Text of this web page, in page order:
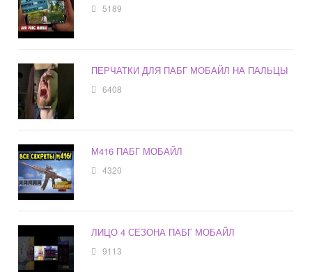
5189
ПЕРЧАТКИ ДЛЯ ПАБГ МОБАЙЛ НА ПАЛЬЦЫ
6408
М416 ПАБГ МОБАЙЛ
4320
ЛИЦО 4 СЕЗОНА ПАБГ МОБАЙЛ
9113